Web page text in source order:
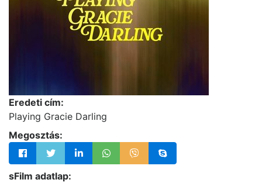
Eredeti cím:
Playing Gracie Darling
Megosztás:
sFilm adatlap: